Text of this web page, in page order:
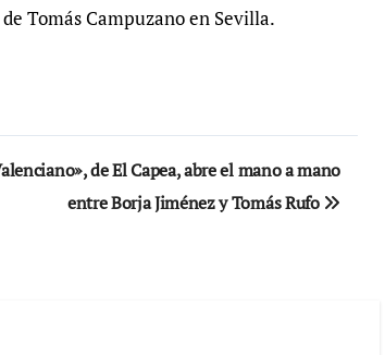
Tomás Campuzano en Sevilla.
de El Capea, abre el mano a mano
entre Borja Jiménez y Tomás Rufo